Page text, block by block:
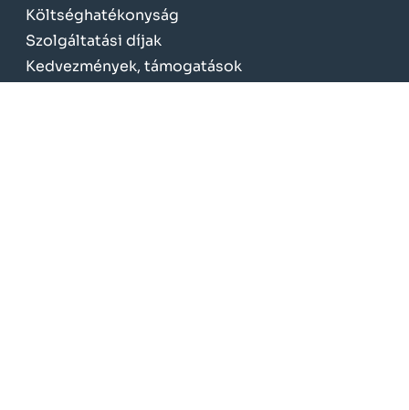
Költséghatékonyság
Szolgáltatási díjak
Kedvezmények, támogatások